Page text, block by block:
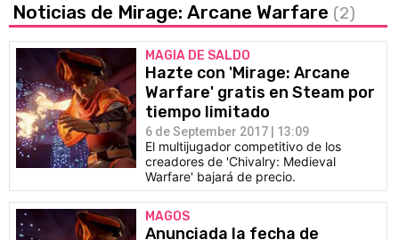
Noticias de Mirage: Arcane Warfare (2)
MAGIA DE SALDO
Hazte con 'Mirage: Arcane
Warfare' gratis en Steam por
tiempo limitado
6 de September 2017 | 13:09
El multijugador competitivo de los
creadores de 'Chivalry: Medieval
Warfare' bajará de precio.
MAGOS
Anunciada la fecha de